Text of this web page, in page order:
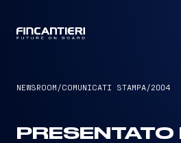
NEWSROOM /COMUNICATI STAMPA/2004
PRESENTATO